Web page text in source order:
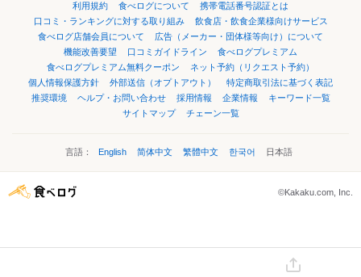
利用規約 食べログについて
携帯電話番号認証とは
口コミ・ランキングに対する取り組み
飲食店・飲食企業様向けサービス
食べログ店舗会員について
広告（メーカー・団体様等向け）について
機能改善要望
口コミガイドライン
食べログプレミアム
食べログプレミアム無料クーポン
ネット予約（リクエスト予約）
個人情報保護方針
外部送信（オプトアウト）
特定商取引法に基づく表記
推奨環境
ヘルプ・お問い合わせ 採用情報 企業情報
キーワード一覧
サイトマップ
チェーン一覧
言語： English 简体中文 繁體中文 한국어 日本語
©Kakaku.com, Inc.